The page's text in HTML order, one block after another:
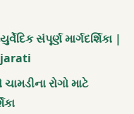
સંપૂર્ણ માર્ગદર્શિકા |
રોગો માટે